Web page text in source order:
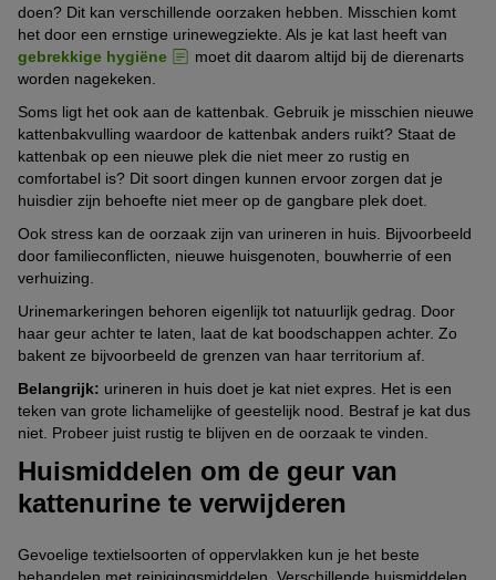
doen? Dit kan verschillende oorzaken hebben. Misschien komt
het door een ernstige urinewegziekte. Als je kat last heeft van
gebrekkige hygiëne
moet dit daarom altijd bij de dierenarts
worden nagekeken.
Soms ligt het ook aan de kattenbak. Gebruik je misschien nieuwe
kattenbakvulling waardoor de kattenbak anders ruikt? Staat de
kattenbak op een nieuwe plek die niet meer zo rustig en
comfortabel is? Dit soort dingen kunnen ervoor zorgen dat je
huisdier zijn behoefte niet meer op de gangbare plek doet.
Ook stress kan de oorzaak zijn van urineren in huis. Bijvoorbeeld
door familieconflicten, nieuwe huisgenoten, bouwherrie of een
verhuizing.
Urinemarkeringen behoren eigenlijk tot natuurlijk gedrag. Door
haar geur achter te laten, laat de kat boodschappen achter. Zo
bakent ze bijvoorbeeld de grenzen van haar territorium af.
Belangrijk: urineren in huis doet je kat niet expres. Het is een
teken van grote lichamelijke of geestelijk nood. Bestraf je kat dus
niet. Probeer juist rustig te blijven en de oorzaak te vinden.
Huismiddelen om de geur van
kattenurine te verwijderen
Gevoelige textielsoorten of oppervlakken kun je het beste
behandelen met reinigingsmiddelen. Verschillende huismiddelen